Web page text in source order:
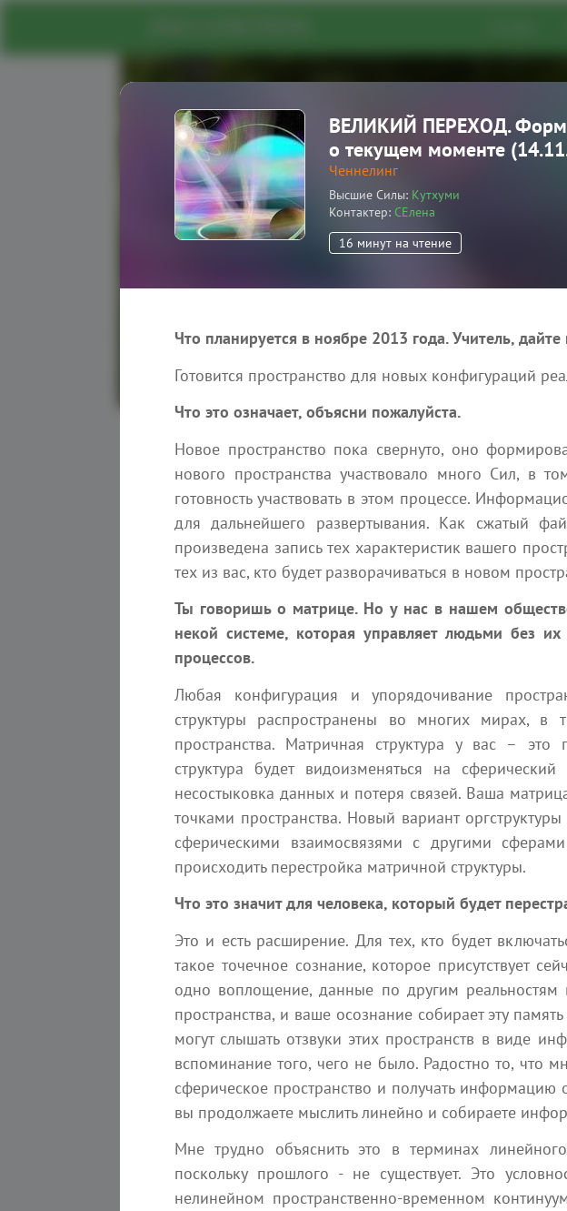
Портал духовного развития
На нашем портале вы найдете эзотерические статьи,
единомышленников, информацию о мероприятиях,
знания о духовных и энергетических практиках
Материалы наших
Иерархия Времени. Освобождение от
линейного потока
kvreal 6 минут на
7 августа 2026
Главное отличие
световых существ
Эзотерика
7 августа 2026
Человечеству от
Богини
Эзотерика
ВЕЛИКИЙ ПЕРЕХОД.
о текущем моменте
Ченнелинг
Высшие Силы Кутхуми
Контактер СЕлена
16 минут на чтение
Что планируется в ноябре 2013 года. Учитель,
Готовится пространство для новых конфигураций
Что это означает, объясни пожалуйста.
Новое пространство пока свернуто, оно
нового пространства участвовало много Сил, в
готовность участвовать в этом процессе.
для дальнейшего развертывания. Как сжатый
произведена запись тех характеристик вашего
тех из вас, кто будет разворачиваться в новом
Ты говоришь о матрице. Но у нас в нашем
некой системе, которая управляет людьми без
процессов.
Любая конфигурация и упорядочивание
структуры распространены во многих мирах,
пространства. Матричная структура у вас – это
структура будет видоизменяться на
несостыковка данных и потеря связей. Ваша
точками пространства. Новый вариант
сферическими взаимосвязями с другими
происходить перестройка матричной структуры.
Что это значит для человека, который будет
Это и есть расширение. Для тех, кто будет
такое точечное сознание, которое присутствует
одно воплощение, данные по другим реальностям
пространства, и ваше осознание собирает эту
могут слышать отзвуки этих пространств в виде
вспоминание того, чего не было. Радостно то, что
сферическое пространство и получать
вы продолжаете мыслить линейно и собираете
Мне трудно объяснить это в терминах
поскольку прошлого - не существует. Это
нелинейном пространственно-временном